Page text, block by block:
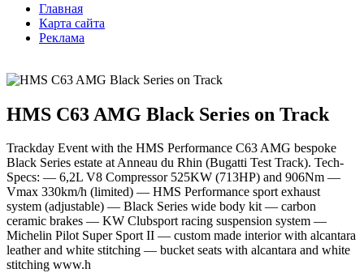
Главная
Карта сайта
Реклама
HMS C63 AMG Black Series on Track
Trackday Event with the HMS Performance C63 AMG bespoke
Black Series estate at Anneau du Rhin (Bugatti Test Track). Tech-
Specs: — 6,2L V8 Compressor 525KW (713HP) and 906Nm —
Vmax 330km/h (limited) — HMS Performance sport exhaust
system (adjustable) — Black Series wide body kit — carbon
ceramic brakes — KW Clubsport racing suspension system —
Michelin Pilot Super Sport II — custom made interior with alcantara
leather and white stitching — bucket seats with alcantara and white
stitching www.h